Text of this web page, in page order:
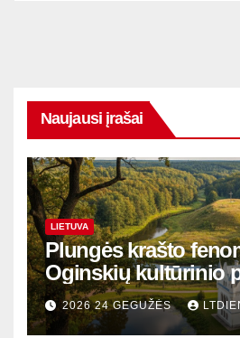
Naujausi įrašai
LIETUVA
Plungės krašto
Oginskių kultūrinio
Žemaitijos gamtos
2026 24 GEGUŽĖS